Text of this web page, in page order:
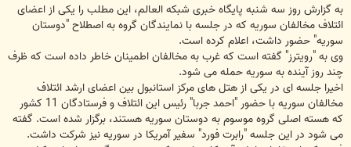
به گزارش روز سه شنبه پایگاه خبری شبکه العالم، این مطلب را یکی از اعضای
ائتلاف مخالفان سوریه که در جلسه با نمایندگان گروه به اصطلاح "دوستان
سوریه" حضور داشت، اعلام کرده است.
وی به "رویترز" گفته است که غرب به مخالفان اطمینان خاطر داده است که ظرف
چند روز آینده به سوریه حمله می شود.
اخیرا جلسه ای در یکی از هتل های مرکز استانبول بین اعضای ارشد ائتلاف
مخالفان سوریه با حضور "احمد جربا" رئیس این ائتلاف و فرستادگان 11 کشور
که هسته اصلی گروه موسوم به دوستان سوریه هستند، برگزار شده است. گفته
می شود در این جلسه "رابرت فورد" سفیر آمریکا در سوریه نیز شرکت داشت.